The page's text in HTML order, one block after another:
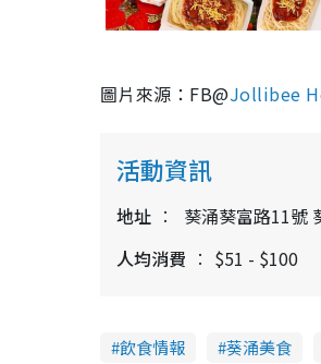
圖片來源：FB@Jollibee
活動資訊
地址 葵涌葵富路11號
人均消費 $51 - $100
飲食情報 葵涌美食